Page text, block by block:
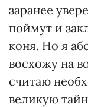
заранее
поймут и
коня. Но я
восхожу на
считаю
великую